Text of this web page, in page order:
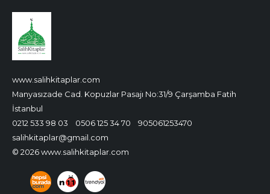
www.salihkitaplar.com
Manyasızade Cad. Kopuzlar Pasajı No:31/9 Çarşamba Fatih
İstanbul
0212 533 98 03
0506 125 34 70
905061253470
salihkitaplar@gmail.com
© 2026 www.salihkitaplar.com